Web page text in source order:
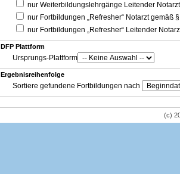
nur Weiterbildungslehrgänge Leitender
nur Fortbildungen „Refresher“ Notarzt gemäß
nur Fortbildungen „Refresher“ Leitender
DFP Plattform
Ursprungs-Plattform
Ergebnisreihenfolge
Sortiere gefundene Fortbildungen nach
(c)